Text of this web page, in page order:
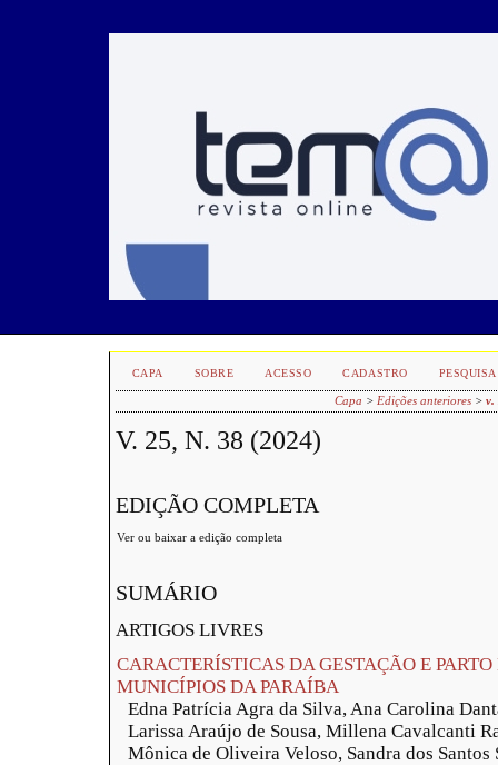
CAPA SOBRE ACESSO CADASTRO PESQUISA
Capa > Edições anteriores> v.
V. 25, N. 38 (2024)
EDIÇÃO COMPLETA
Ver ou baixar a edição completa
SUMÁRIO
ARTIGOS LIVRES
CARACTERÍSTICAS DA GESTAÇÃO E
MUNICÍPIOS DA PARAÍBA
Edna Patrícia Agra da Silva, Ana Carolina
Larissa Araújo de Sousa, Millena Cavalcanti
Mônica de Oliveira Veloso, Sandra dos Santos